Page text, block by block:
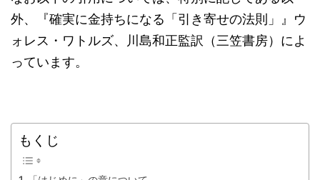
外、『確実に金持ちになる「引き寄せの法則」』ウ
ォレス・ワトルズ、川島和正監訳（三笠書房）によ
っています。
もくじ